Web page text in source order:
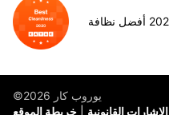
©يوروب كار 2026
خريطة الموقع
الإشارات القانونية